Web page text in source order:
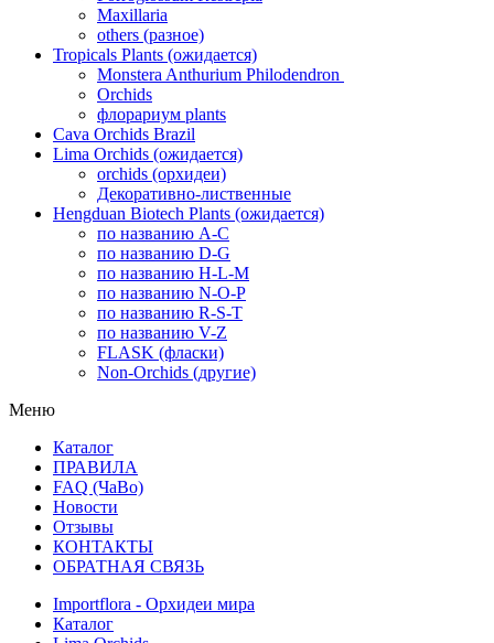
Maxillaria
others (разное)
Tropicals Plants (ожидается)
​​​​​​​Monstera Anthurium Philodendron
Orchids
флорариум plants
Cava Orchids Brazil
Lima Orchids (ожидается)
orchids (орхидеи)
Декоративно-лиственные
Hengduan Biotech Plants (ожидается)
по названию A-C
по названию D-G
по названию H-L-M
по названию N-O-P
по названию R-S-T
по названию V-Z
FLASK (фласки)
Non-Orchids (другие)
Меню
Каталог
ПРАВИЛА
FAQ (ЧаВо)
Новости
Отзывы
КОНТАКТЫ
ОБРАТНАЯ СВЯЗЬ
Importflora - Орхидеи мира
Каталог